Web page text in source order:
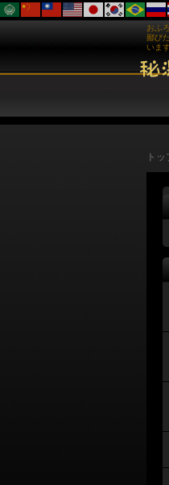
おふ
鄙び
います
トッ